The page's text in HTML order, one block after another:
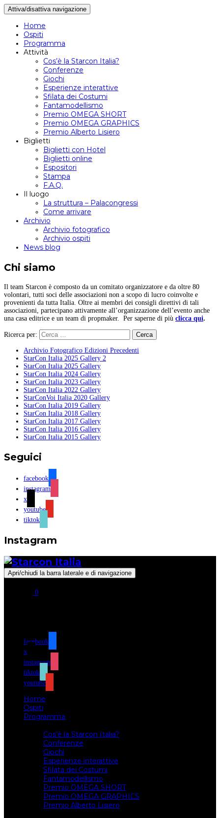
Attiva/disattiva navigazione
Home
Ospiti
Programma
Attività
Cos’è la Starcon Italia?
Conferenze
Giochi
Esperienze interattive
Sfilata dei Costumi
Fantamodellismo
Premio OMEGA SHORT
Premio OMEGA GRAPHICS
Premio Alberto Lisiero
Biglietti
Biglietti con Hotel
Biglietti online
Espositori
Stampa
F.A.Q.
Il luogo
La struttura – Palacongressi
Come arrivare
Archivio
Archivio fotografico
Archivio ospiti
News blog
Chi siamo
Il team Starcon è composto da un comitato organizzatore e da oltre 80
volontari, tutti soci delle associazioni non a scopo di lucro coinvolte e
provenienti da tutta Italia. Oltre ai membri dei consigli direttivi di tali
associazioni, partecipano attivamente all’organizzazione dell’evento anche
una casa editrice e un team di propmaker. Per saperne di più clicca qui.
Ricerca per:
Archivio Fotografico Edizioni Precedenti
StarCon Italia 2025 Gallery 2
StarCon Italia 2025 Gallery
StarCon Italia 2024 Gallery
StarCon Italia 2023 Gallery
StarCon Italia 2022 Gallery
StarConVoi Italia 2020 Gallery
StarCon Italia 2019 Gallery
StarCon Italia 2018 Gallery
StarCon Italia 2017 Gallery
StarCon Italia 2016 Gallery
StarCon Italia 2015 Gallery
Seguici
facebook
instagram
x
youtube
tiktok
Instagram
Apri/chiudi la barra laterale e di navigazione
0
facebook
x
instagram
tiktok
youtube
Home
Ospiti
Programma
Cos’è la Starcon Italia?
Conferenze
Giochi
Esperienze interattive
Sfilata dei Costumi
Fantamodellismo
Premio OMEGA SHORT
Premio OMEGA GRAPHICS
Premio Alberto Lisiero